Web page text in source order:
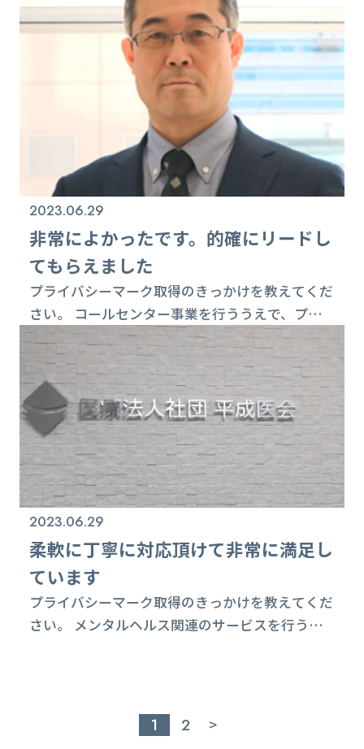
ことで目に見える信用は営業効果としても非常に
重要であり、社会的信用としてもプライバシー
マーク取得は必要だと判断したからです。 作業を
バルクさんでやって頂いたので苦労と感じること
はなかったですが、管理するための体制作りや社
2023.06.29
非常によかったです。的確にリードし
てもらえました
プライバシーマーク取得のきっかけを教えてくだ
さい。 コールセンター事業を行ううえで、プラ
イバシーマークを取得する必要がありました。会
社の規模も大きくなっている中で、社内体制も
しっかりしておきたいと考え取り組むことにしま
した。 取得作業中に苦労された点は何ですか。
リスク分析の部分は理解が難しく苦労しました
が、比較的余裕のあるスケジュール感で進めてき
ましたので、大きな負担にはなりませんでした。
現地...
2023.06.29
柔軟に丁寧に対応頂けて非常に満足し
ています
プライバシーマーク取得のきっかけを教えてくだ
さい。 メンタルヘルス関連のサービスを行うう
ために取得を検討いたしました。 取得作業の中
に苦労された点は何ですか。 初めて取り組むも
1 2 >